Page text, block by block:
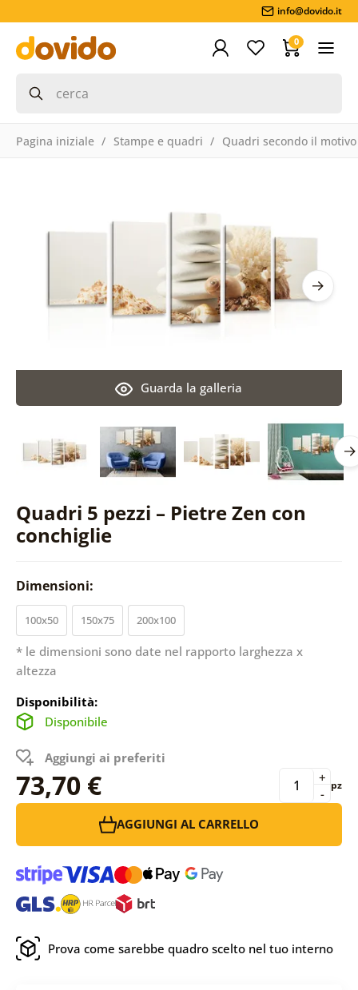
info@dovido.it
0
Pagina iniziale Stampe e quadri Quadri secondo il motivo
Quadri 5 pezzi – Pietre Zen con
conchiglie
Guarda la galleria
Dimensioni:
100x50 150x75 200x100
* le dimensioni sono date nel rapporto larghezza x
altezza
Disponibilità:
Disponibile
Aggiungi ai preferiti
73,70 € -
+ pz
AGGIUNGI AL CARRELLO
Prova come sarebbe quadro scelto nel tuo interno